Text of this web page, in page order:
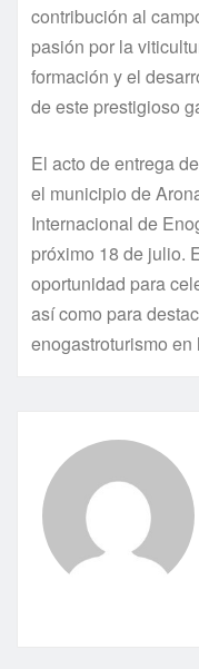
contribución al
pasión por la
formación y el
de este prestigioso
El acto de entrega
el municipio de
Internacional de
próximo 18 de julio.
oportunidad para
así como para
enogastroturismo en